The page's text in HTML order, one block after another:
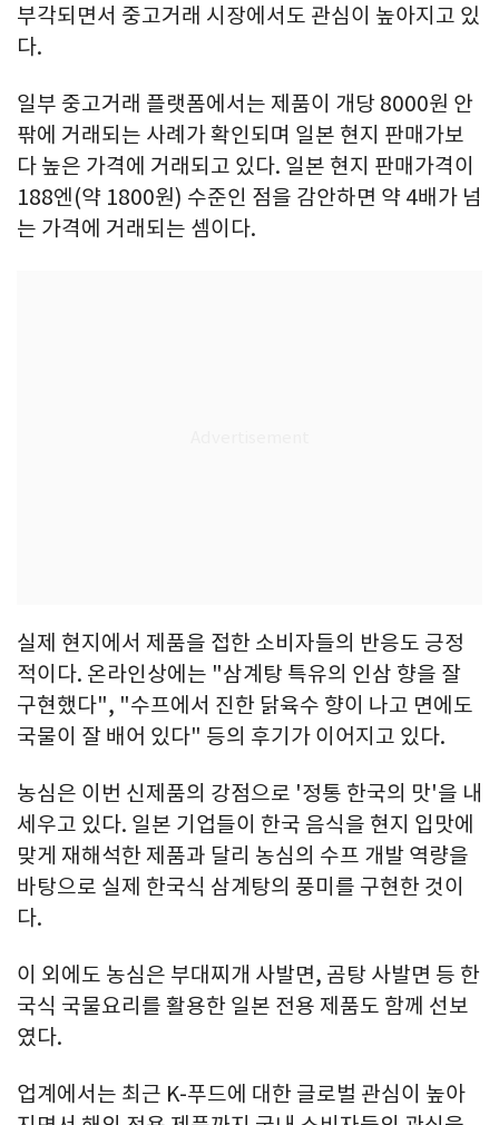
부각되면서 중고거래 시장에서도 관심이 높아지고 있
다.
일부 중고거래 플랫폼에서는 제품이 개당 8000원 안
팎에 거래되는 사례가 확인되며 일본 현지 판매가보
다 높은 가격에 거래되고 있다. 일본 현지 판매가격이
188엔(약 1800원) 수준인 점을 감안하면 약 4배가 넘
는 가격에 거래되는 셈이다.
실제 현지에서 제품을 접한 소비자들의 반응도 긍정
적이다. 온라인상에는 "삼계탕 특유의 인삼 향을 잘
구현했다", "수프에서 진한 닭육수 향이 나고 면에도
국물이 잘 배어 있다" 등의 후기가 이어지고 있다.
농심은 이번 신제품의 강점으로 '정통 한국의 맛'을 내
세우고 있다. 일본 기업들이 한국 음식을 현지 입맛에
맞게 재해석한 제품과 달리 농심의 수프 개발 역량을
바탕으로 실제 한국식 삼계탕의 풍미를 구현한 것이
다.
이 외에도 농심은 부대찌개 사발면, 곰탕 사발면 등 한
국식 국물요리를 활용한 일본 전용 제품도 함께 선보
였다.
업계에서는 최근 K-푸드에 대한 글로벌 관심이 높아